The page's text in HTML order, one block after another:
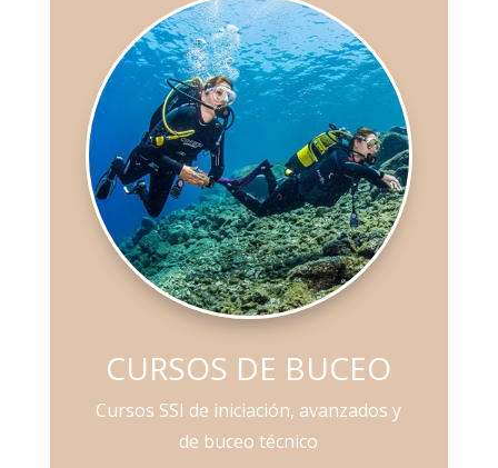
CURSOS DE BUCEO
Cursos SSI de iniciación, avanzados y
de buceo técnico